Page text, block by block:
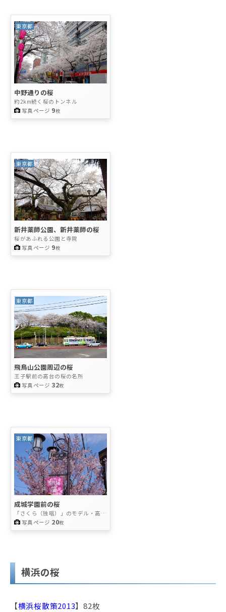
東京都
中野通りの桜
約2km続く桜のトンネル
写真ページ 9枚
東京都
新井薬師公園、新井薬師の桜
桜があふれる公園と寺院
写真ページ 9枚
東京都
飛鳥山公園周辺の桜
王子駅前の高台の桜の名所
写真ページ32枚
東京都
成城学園前の桜
「さくら（独唱）」のモデル・高級
住宅街の桜の名所
写真ページ 20枚
横浜の桜
【横浜桜散策2013】82枚